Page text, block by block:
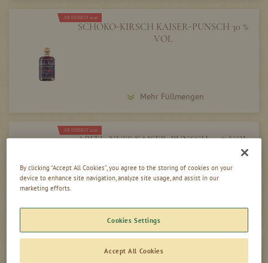
AB HERBST 2026
SCHOKO-KIRSCH KAISER-PUNSCH 30 %
VOL
Mehr Füllmengen
AB HERBST 2026
APFEL-NUSS KAISER-PUNSCH 30 % VOL
Mehr Füllmengen
HEIDELBEER KAISER-PUNSCH 30 % VOL
By clicking “Accept All Cookies”, you agree to the storing of cookies on your
device to enhance site navigation, analyze site usage, and assist in our
marketing efforts.
Cookies Settings
Accept All Cookies